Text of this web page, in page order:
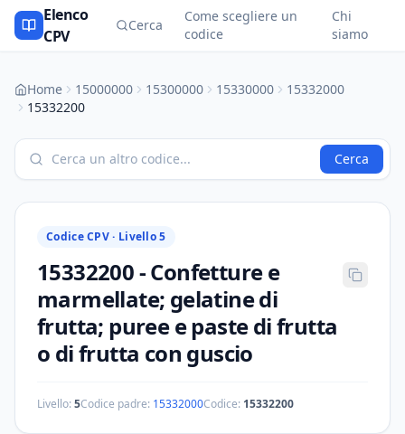
Elenco
CPV
Cerca
Come scegliere un
codice
Chi
siamo
Home 15000000 15300000 15330000
15332000
15332200
Cerca
Codice CPV · Livello 5
15332200-Confetture e
marmellate; gelatine di
frutta; puree e paste di frutta
o di frutta con guscio
Livello:5Codice padre: 15332000Codice: 15332200